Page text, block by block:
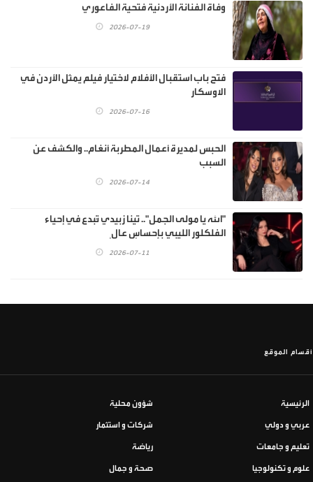
وفاة الفنانة الأردنية فتحية الفاعوري
2026-07-19
فتح باب استقبال الأفلام لاختيار فيلم يمثل الأردن في
الاوسكار
2026-07-16
الحبس لمديرة أعمال المطربة أنغام.. والكشف عن
السبب
2026-07-14
"الله يا مولى الجمل".. تينا زبيدي تُبدع في إحياء
الفلكلور الليبي بإحساسٍ عالٍ
2026-07-11
أقسام الموقع
الرئيسية شؤون محلية
عربي و دولي شركات و استثمار
تعليم و جامعات رياضة
علوم و تكنولوجيا صحة و جمال